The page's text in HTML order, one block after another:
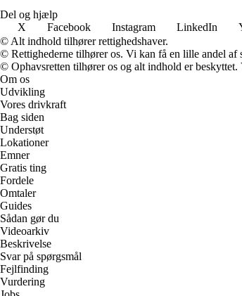
Del og hjælp
X
Facebook Instagram LinkedIn
© Alt indhold tilhører rettighedshaver.
© Rettighederne tilhører os. Vi kan få en lille andel af
© Ophavsretten tilhører os og alt indhold er
Om os
Udvikling
Vores drivkraft
Bag siden
Understøt
Lokationer
Emner
Gratis ting
Fordele
Omtaler
Guides
Sådan gør du
Videoarkiv
Beskrivelse
Svar på spørgsmål
Fejlfinding
Vurdering